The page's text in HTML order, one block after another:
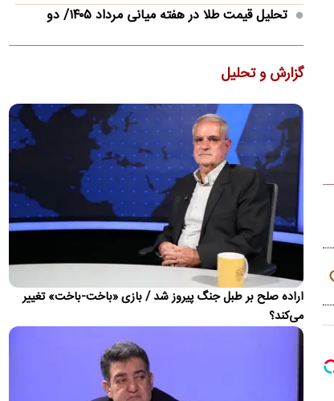
تحلیل قیمت طلا در هفته میانی مرداد ۱۴۰۵/ دو
قیمت گوشی سامسونگ، شیائومی و آیفون امروز
ارزان‌ترین گوشی اپل در بازار موبایل با قیمت ۱۶۰ میلیون تومان به
فروش می‌رسد
بارش برف در نیوزیلند
بارش برف و یخبندان، مقام‌های محلی نیوزیلند را ناچار به بستن
برخی جاده‌ها و تعطیلی مدارس کرد.
درخواست روزنامه جمهوری اسلامی برای برخورد با
خرازی و نیلی
یک روزنامه نوشت: مسئولین قضائی باید با افرادی که اقدام به
جعلیات درباره مسئولان می‌کنند برخورد نمایند تا جامعه از…
چند روز دیگر
باشگاه پرسپولیس در فاصله یک هفته تا شروع نقل و انتقالات خرید
گزارش و تحلیل
اراده صلح بر طبل جنگ پیروز شد / بازی «باخت-باخت» تغییر
می‌کند؟